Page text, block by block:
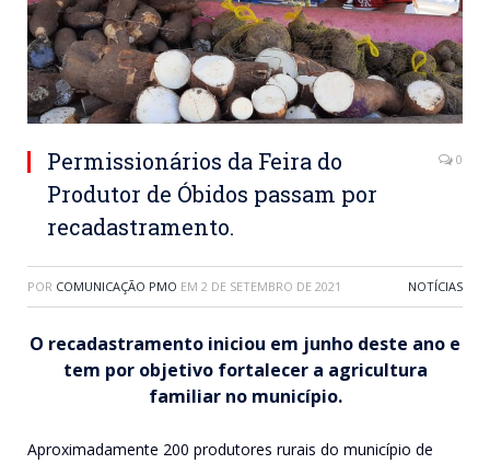
Permissionários da Feira do
Produtor de Óbidos passam por
recadastramento.
0
POR COMUNICAÇÃO PMO EM 2 DE SETEMBRO DE 2021 NOTÍCIAS
O recadastramento iniciou em junho deste ano e
tem por objetivo fortalecer a agricultura
familiar no município.
Aproximadamente 200 produtores rurais do município de